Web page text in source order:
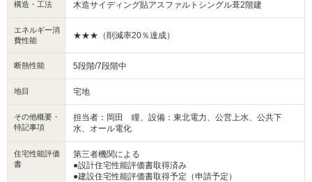
構造・工法 木造サイディング貼アスファルトシングル葺2階建
エネルギー消
費性能
★★★（削減率20％達成）
断熱性能 5段階/7段階中
地目 宅地
その他概要・
特記事項
担当者：岡田 瞳、設備：東北電力、公営上水、公共下
水、オール電化
住宅性能評価
書
第三者機関による
●設計住宅性能評価書取得済み
●建設住宅性能評価書取得予定（申請予定）